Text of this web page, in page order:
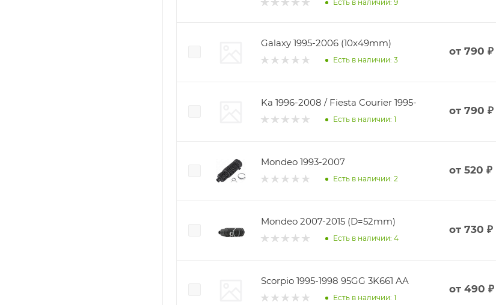
Есть в наличии: 9
Galaxy 1995-2006 (10x49mm)
Есть в наличии: 3
от 790 ₽
Ka 1996-2008 / Fiesta Courier 1995-
Есть в наличии: 1
от 790 ₽
Mondeo 1993-2007
Есть в наличии: 2
от 520 ₽
Mondeo 2007-2015 (D=52mm)
Есть в наличии: 4
от 730 ₽
Scorpio 1995-1998 95GG 3K661 AA
Есть в наличии: 1
от 490 ₽